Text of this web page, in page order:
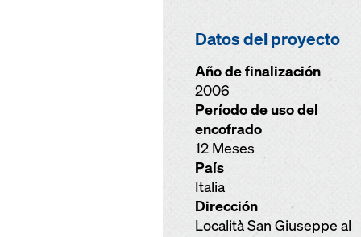
Datos del proyecto
Año de finalización
2006
Período de uso del
encofrado
12 Meses
País
Italia
Dirección
Località San Giuseppe al